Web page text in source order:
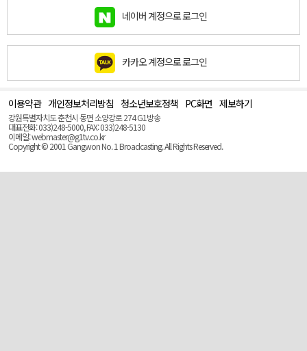
네이버 계정으로 로그인
카카오 계정으로 로그인
이용약관 개인정보처리방침 청소년보호정책 PC화면 제보하기
강원특별자치도 춘천시 동면 소양강로 274 G1방송
대표전화: 033)248-5000, FAX: 033)248-5130
이메일: webmaster@g1tv.co.kr
Copyright © 2001 Gangwon No. 1 Broadcasting. All Rights Reserved.